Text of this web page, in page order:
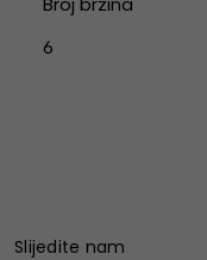
6
Slijedite nam